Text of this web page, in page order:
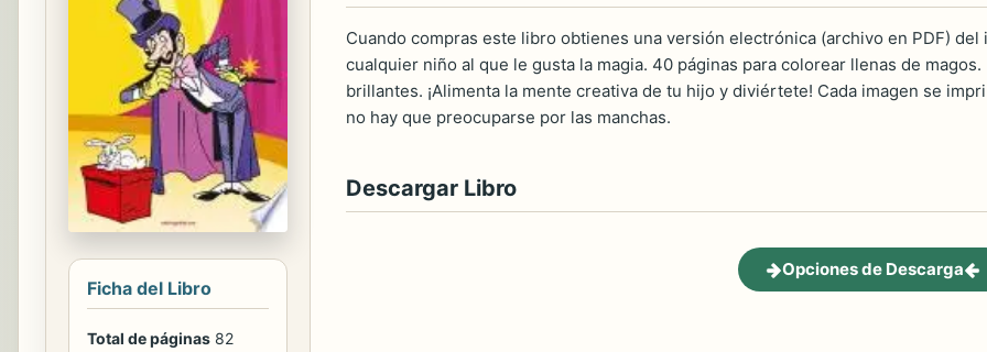
Ficha del Libro
Total de páginas 82
Cuando compras este libro obtienes una versión electrónica (archivo en PDF)
cualquier niño al que le gusta la magia. 40 páginas para colorear llenas de
brillantes. ¡Alimenta la mente creativa de tu hijo y diviértete! Cada imagen se
no hay que preocuparse por las manchas.
Descargar Libro
Opciones de Descarga